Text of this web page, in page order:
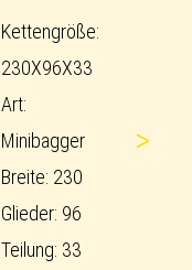
Kettengröße:
230X96X33
Art:
Minibagger
Breite: 230
Glieder: 96
Teilung: 33
>